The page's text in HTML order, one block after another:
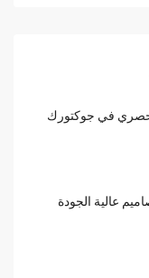
في جوكتورك
عالية الجودة